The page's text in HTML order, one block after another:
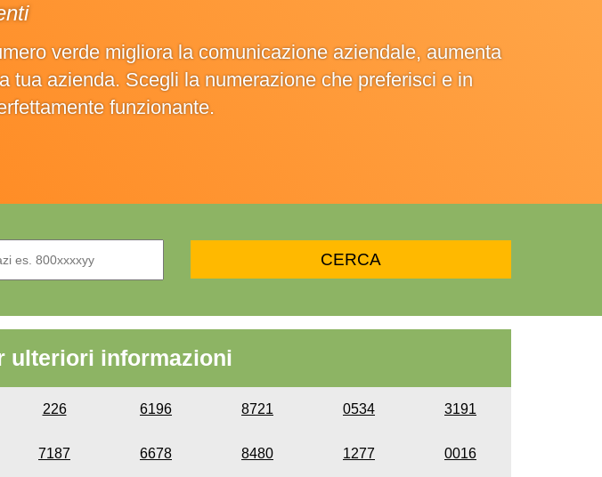
verde migliora la comunicazione aziendale, aumenta
tua azienda. Scegli la numerazione che preferisci e in
funzionante.
ulteriori informazioni
226 6196 8721 0534 3191
7187 6678 8480 1277 0016